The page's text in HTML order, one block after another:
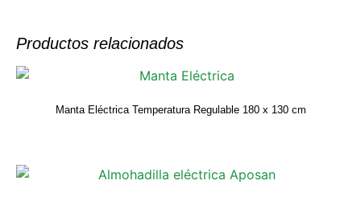
Productos relacionados
Manta Eléctrica Temperatura Regulable 180 x 130 cm